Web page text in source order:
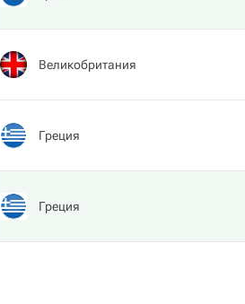
Великобритания
Греция
Греция